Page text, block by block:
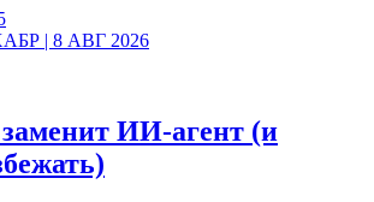
| 8 АВГ 2026
ИИ‑агент (и